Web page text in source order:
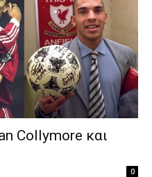
Collymore και
0